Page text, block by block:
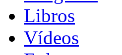
Libros
Vídeos